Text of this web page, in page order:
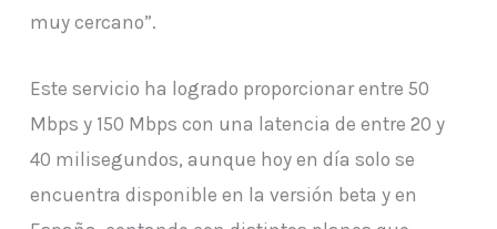
muy cercano”.
Este servicio ha logrado proporcionar entre 50
Mbps y 150 Mbps con una latencia de entre 20 y
40 milisegundos, aunque hoy en día solo se
encuentra disponible en la versión beta y en